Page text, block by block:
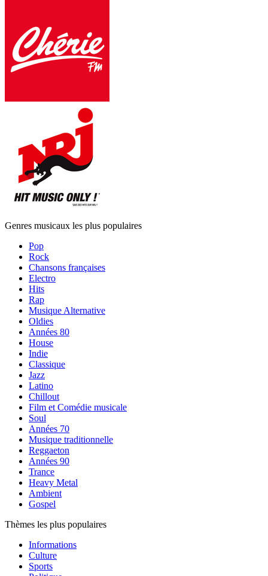
Genres musicaux les plus populaires
Pop
Rock
Chansons françaises
Electro
Hits
Rap
Musique Alternative
Oldies
Années 80
House
Indie
Classique
Jazz
Latino
Chillout
Film et Comédie musicale
Soul
Années 70
Musique traditionnelle
Reggaeton
Années 90
Trance
Heavy Metal
Ambient
Gospel
Thèmes les plus populaires
Informations
Culture
Sports